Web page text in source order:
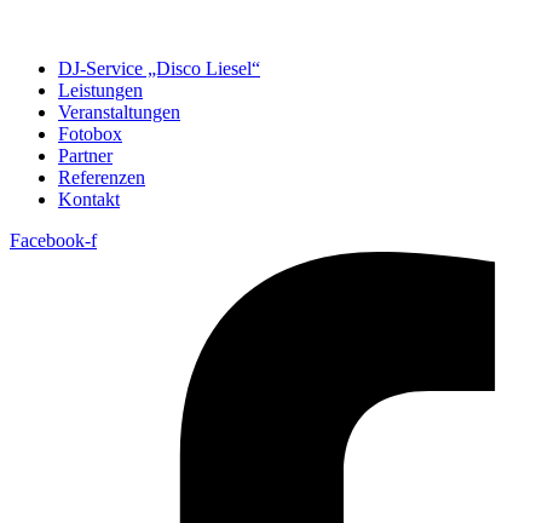
DJ-Service „Disco Liesel“
Leistungen
Veranstaltungen
Fotobox
Partner
Referenzen
Kontakt
Facebook-f